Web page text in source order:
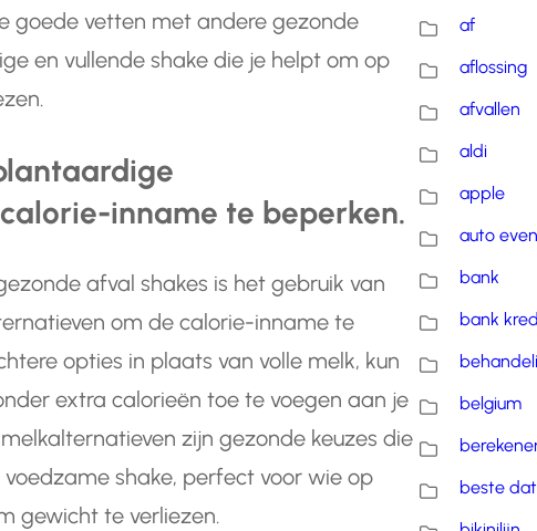
goede vetten met andere gezonde
en vullende shake die je helpt om op
inname te beperken.
afval shakes is het gebruik van
om de calorie-inname te
opties in plaats van volle melk, kun
extra calorieën toe te voegen aan je
zijn gezonde keuzes die
shake, perfect voor wie op
gewicht te verliezen.
af
aflossing
afvallen
aldi
apple
auto
bank
bank
belgium
beste